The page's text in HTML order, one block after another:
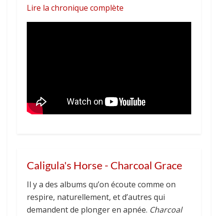
Lire la chronique complète
Caligula's Horse - Charcoal Grace
Il y a des albums qu’on écoute comme on
respire, naturellement, et d’autres qui
demandent de plonger en apnée. Charcoal